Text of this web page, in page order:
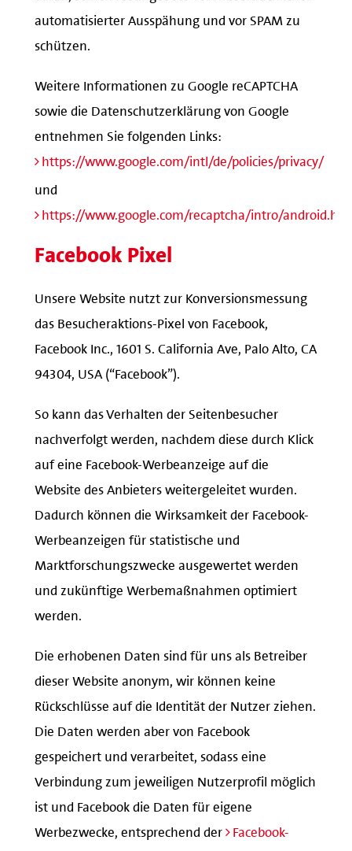
automatisierter Ausspähung und vor SPAM zu
schützen.
Weitere Informationen zu Google reCAPTCHA
sowie die Datenschutzerklärung von Google
entnehmen Sie folgenden Links:
https://www.google.com/intl/de/policies/privacy/
und
https://www.google.com/recaptcha/intro/
Facebook Pixel
Unsere Website nutzt zur Konversionsmessung
das Besucheraktions-Pixel von Facebook,
Facebook Inc., 1601 S. California Ave, Palo Alto, CA
94304, USA (“Facebook”).
So kann das Verhalten der Seitenbesucher
nachverfolgt werden, nachdem diese durch Klick
auf eine Facebook-Werbeanzeige auf die
Website des Anbieters weitergeleitet wurden.
Dadurch können die Wirksamkeit der Facebook-
Werbeanzeigen für statistische und
Marktforschungszwecke ausgewertet werden
und zukünftige Werbemaßnahmen optimiert
werden.
Die erhobenen Daten sind für uns als Betreiber
dieser Website anonym, wir können keine
Rückschlüsse auf die Identität der Nutzer ziehen.
Die Daten werden aber von Facebook
gespeichert und verarbeitet, sodass eine
Verbindung zum jeweiligen Nutzerprofil möglich
ist und Facebook die Daten für eigene
Werbezwecke, entsprechend der Facebook-